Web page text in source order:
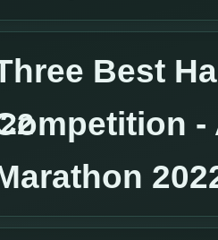
Best
-